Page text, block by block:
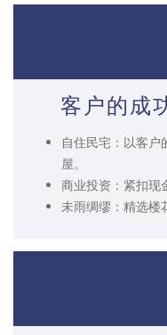
客户的成
自住民宅：以客户
屋。
商业投资：紧扣现
未雨绸缪：精选楼